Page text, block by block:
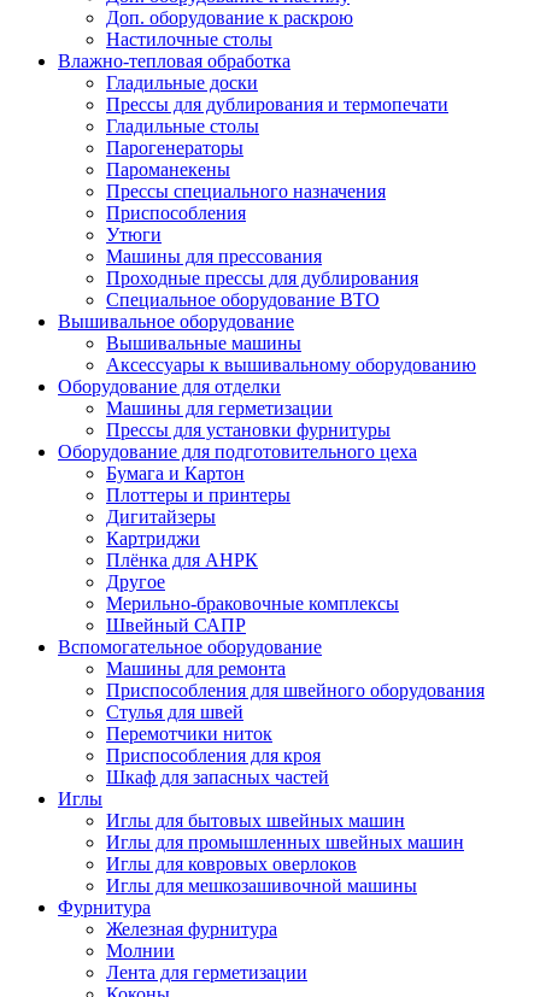
Доп. оборудование к раскрою
Настилочные столы
Влажно-тепловая обработка
Гладильные доски
Прессы для дублирования и термопечати
Гладильные столы
Парогенераторы
Пароманекены
Прессы специального назначения
Приспособления
Утюги
Машины для прессования
Проходные прессы для дублирования
Специальное оборудование ВТО
Вышивальное оборудование
Вышивальные машины
Аксессуары к вышивальному оборудованию
Оборудование для отделки
Машины для герметизации
Прессы для установки фурнитуры
Оборудование для подготовительного цеха
Бумага и Картон
Плоттеры и принтеры
Дигитайзеры
Картриджи
Плёнка для АНРК
Другое
Мерильно-браковочные комплексы
Швейный САПР
Вспомогательное оборудование
Машины для ремонта
Приспособления для швейного оборудования
Стулья для швей
Перемотчики ниток
Приспособления для кроя
Шкаф для запасных частей
Иглы
Иглы для бытовых швейных машин
Иглы для промышленных швейных машин
Иглы для ковровых оверлоков
Иглы для мешкозашивочной машины
Фурнитура
Железная фурнитура
Молнии
Лента для герметизации